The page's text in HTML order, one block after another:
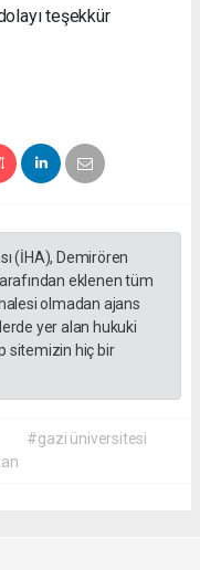
teşekkür
(İHA), Demirören
eklenen tüm
olmadan ajans
yer alan hukuki
sitemizin hiç bir
#gazi üniversitesi